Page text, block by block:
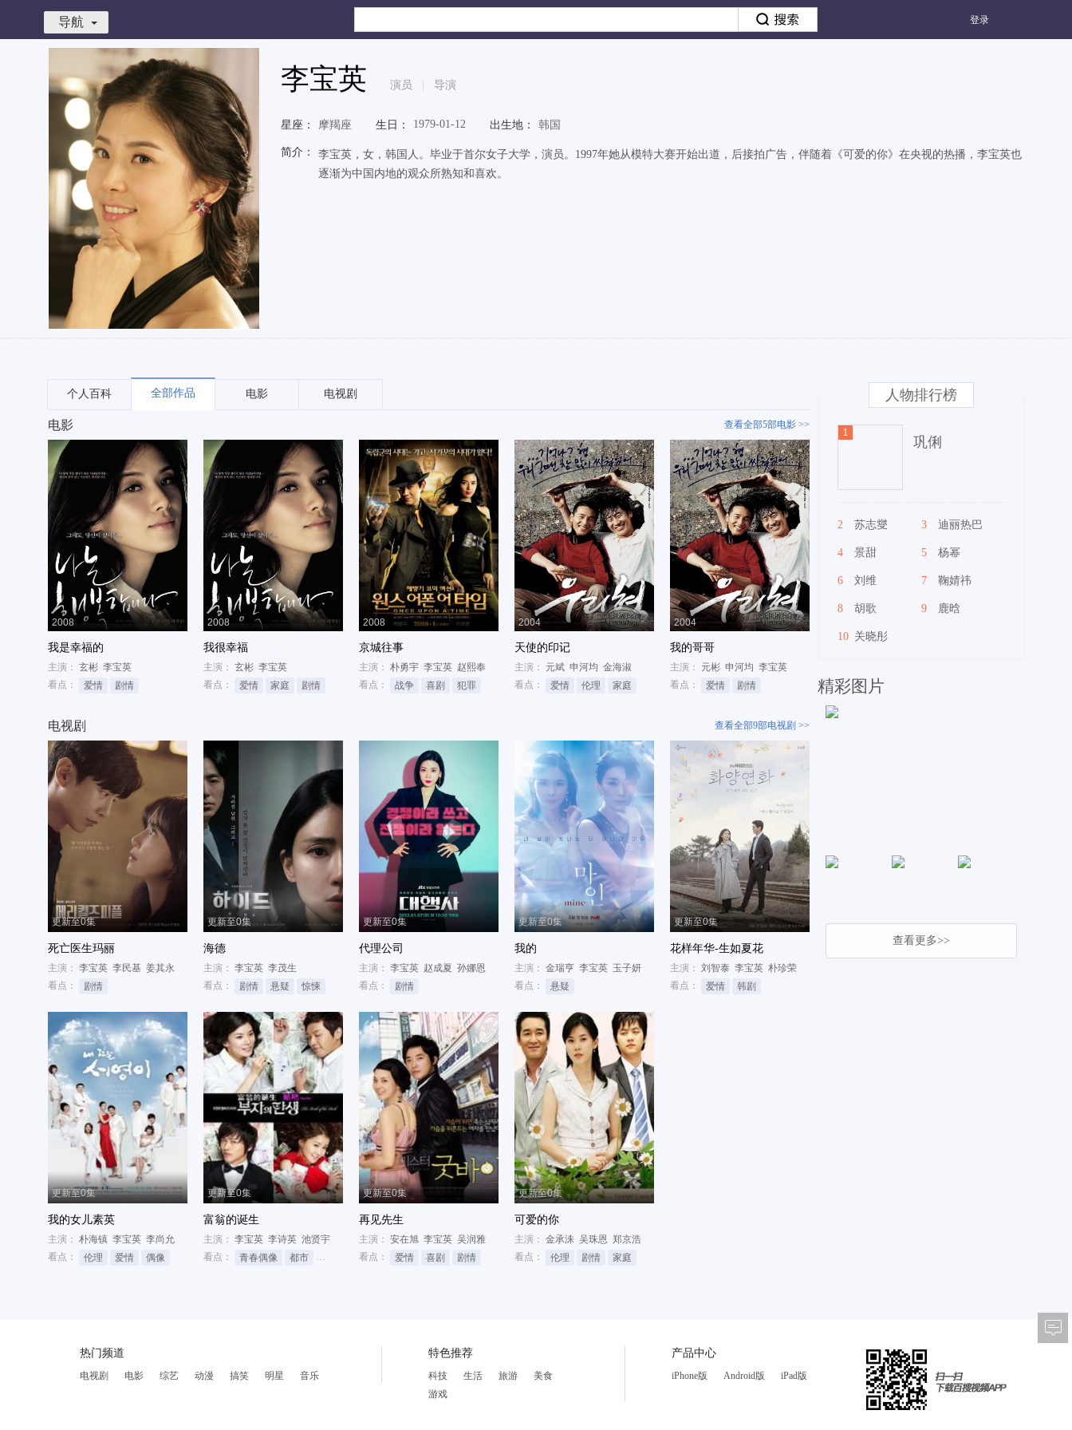
登录
导航
李宝英 演员 导演
星座： 摩羯座 生日： 1979-01-12 出生地： 韩国
简介：
李宝英，女，韩国人。毕业于首尔女子大学，演员。1997年她从模特大赛开始出道，后接拍广告，伴随着《可爱的你》在央视的热播，李宝英也
逐渐为中国内地的观众所熟知和喜欢。
个人百科 全部作品 电影 电视剧
电影 查看全部5部电影 >>
2008
我是幸福的
主演： 玄彬 李宝英
看点：
爱情 剧情
2008
我很幸福
主演： 玄彬 李宝英
看点：
爱情 家庭 剧情
2008
京城往事
主演： 朴勇宇 李宝英 赵熙奉
看点：
战争 喜剧 犯罪
2004
天使的印记
主演： 元斌 申河均 金海淑
看点：
爱情 伦理 家庭
2004
我的哥哥
主演： 元彬 申河均 李宝英
看点：
爱情 剧情
电视剧 查看全部9部电视剧 >>
更新至0集
死亡医生玛丽
主演： 李宝英 李民基 姜其永
看点：
剧情
更新至0集
海德
主演： 李宝英 李茂生
看点：
剧情 悬疑 惊悚
更新至0集
代理公司
主演： 李宝英 赵成夏 孙娜恩
看点：
剧情
更新至0集
我的
主演： 金瑞亨 李宝英 玉子妍
看点：
悬疑
更新至0集
花样年华-生如夏花
主演： 刘智泰 李宝英 朴珍荣
看点：
爱情 韩剧
更新至0集
我的女儿素英
主演： 朴海镇 李宝英 李尚允
看点：
伦理 爱情 偶像
更新至0集
富翁的诞生
主演： 李宝英 李诗英 池贤宇
看点：
青春偶像 都市 励志
更新至0集
再见先生
主演： 安在旭 李宝英 吴润雅
看点：
爱情 喜剧 剧情
更新至0集
可爱的你
主演： 金承洙 吴珠恩 郑京浩
看点：
伦理 剧情 家庭
人物排行榜
巩俐
2 苏志燮 3 迪丽热巴
4 景甜 5 杨幂
6 刘维 7 鞠婧祎
8 胡歌 9 鹿晗
10 关晓彤
精彩图片
查看更多>>
热门频道
电视剧 电影 综艺 动漫 搞笑 明星 音乐
特色推荐
科技 生活 旅游
美食
游戏
产品中心
iPhone版 Android版 iPad版